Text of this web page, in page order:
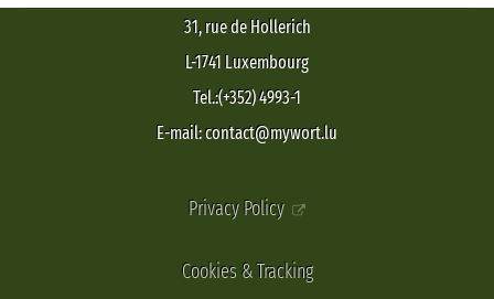
31, rue de Hollerich
L-1741 Luxembourg
Tel.:(+352) 4993-1
E-mail: contact@mywort.lu
Privacy Policy
Cookies & Tracking